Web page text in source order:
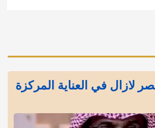
لازال في العناية المركزة